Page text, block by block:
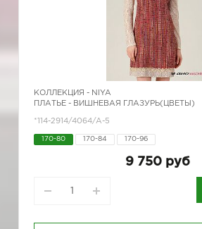
КОЛЛЕКЦИЯ - NIYA
ПЛАТЬЕ - ВИШНЕВАЯ ГЛАЗУРЬ(ЦВЕТЫ)
*114-2914/4064/A-5
170-80 170-84 170-96
9 750 руб